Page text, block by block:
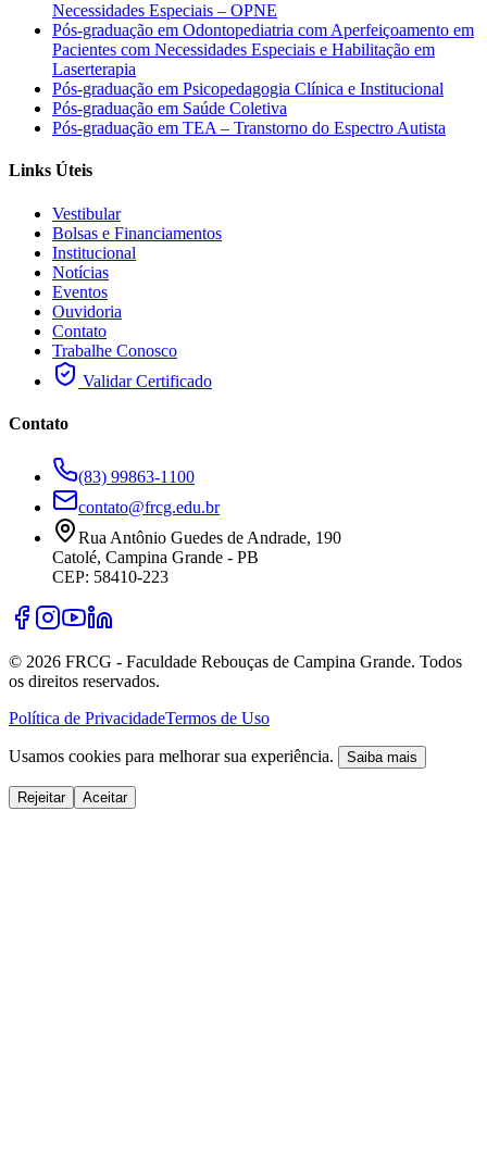
Necessidades Especiais – OPNE
Pós-graduação em Odontopediatria com Aperfeiçoamento em
Pacientes com Necessidades Especiais e Habilitação em
Laserterapia
Pós-graduação em Psicopedagogia Clínica e Institucional
Pós-graduação em Saúde Coletiva
Pós-graduação em TEA – Transtorno do Espectro Autista
Links Úteis
Vestibular
Bolsas e Financiamentos
Institucional
Notícias
Eventos
Ouvidoria
Contato
Trabalhe Conosco
Validar Certificado
Contato
(83) 99863-1100
contato@frcg.edu.br
Rua Antônio Guedes de Andrade, 190
Catolé, Campina Grande - PB
CEP: 58410-223
© 2026 FRCG - Faculdade Rebouças de Campina Grande. Todos
os direitos reservados.
Política de PrivacidadeTermos de Uso
Usamos cookies para melhorar sua experiência. Saiba mais
Rejeitar Aceitar